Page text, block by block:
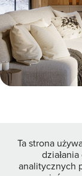
Ta strona
analitycznych